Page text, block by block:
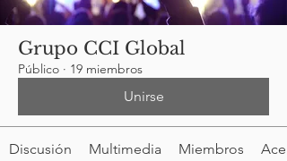
Grupo CCI Global
Público · 19 miembros
Unirse
Discusión Multimedia Miembros